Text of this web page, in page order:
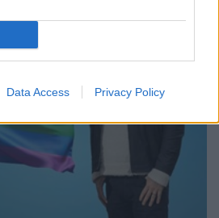
Data Access Privacy Policy